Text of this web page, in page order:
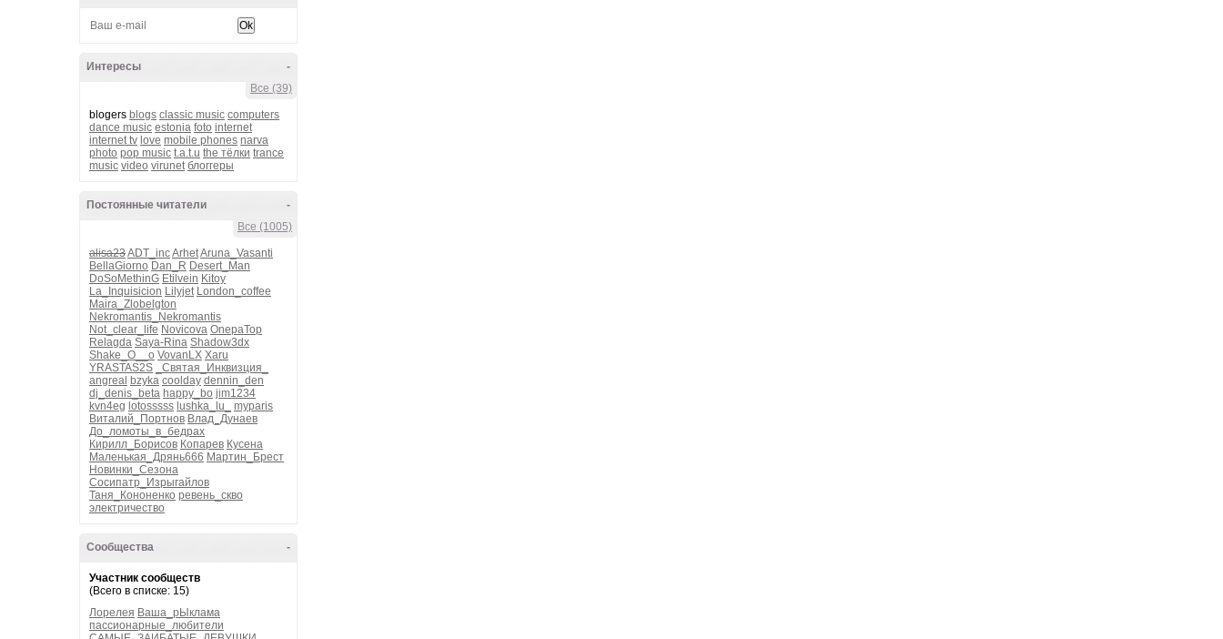
-
Интересы
Все (39)
blogers blogs classic music computers
dance music estonia foto internet
internet tv love mobile phones narva
photo pop music t.a.t.u the тёлки trance
music video virunet блоггеры
-
Постоянные читатели
Все (1005)
alisa23ADT_incArhetAruna_Vasanti
BellaGiorno Dan_R Desert_Man
DoSoMethinG Etilvein Kitoy
La_Inquisicion Lilyjet London_coffee
Maira_Zlobelgton
Nekromantis_Nekromantis
Not_clear_life Novicova OnepaTop
Relagda Saya-Rina Shadow3dx
Shake_O__o VovanLX Xaru
YRASTAS2S
_Святая_Инквизция_
angreal bzyka coolday dennin_den
dj_denis_beta happy_bo jim1234
kvn4eg lotosssss lushka_lu_
myparis
Виталий_Портнов Влад_Дунаев
До_ломоты_в_бедрах
Кирилл_Борисов Копарев Кусена
Маленькая_Дрянь666 Мартин_Брест
Новинки_Сезона
Сосипатр_Изрыгайлов
Таня_Кононенко ревень_скво
электричество
-
Сообщества
Участник сообществ
(Всего в списке: 15)
Лорелея Ваша_рЫклама
пассионарные_любители